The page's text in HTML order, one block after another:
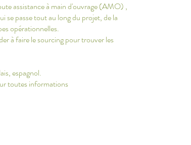
assistance à main d'ouvrage (AMO) ,
se passe tout au long du projet, de la
opérationnelles.
à faire le sourcing pour trouver les
espagnol.
toutes informations